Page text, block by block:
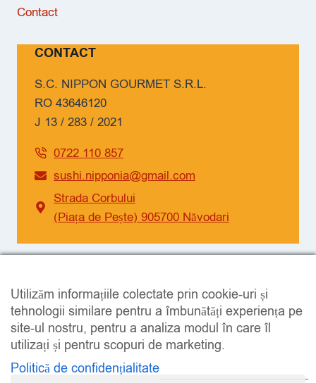
Contact
CONTACT
S.C. NIPPON GOURMET S.R.L.
RO 43646120
J 13 / 283 / 2021
0722 110 857
sushi.nipponia@gmail.com
Strada Corbului
(Piața de Pește) 905700 Năvodari
Facebook
Instagram
Utilizăm informațiile colectate prin cookie-uri și
tehnologii similare pentru a îmbunătăți experiența pe
site-ul nostru, pentru a analiza modul în care îl
utilizați și pentru scopuri de marketing.
Politică de confidențialitate